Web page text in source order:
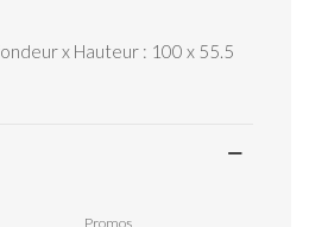
x Hauteur : 100 x 55.5
Promos